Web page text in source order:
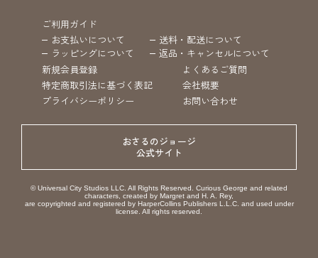
ご利用ガイド
お支払いについて
送料・配送について
ラッピングについて
返品・キャンセルについて
新規会員登録
よくあるご質問
特定商取引法に基づく表記
会社概要
プライバシーポリシー
お問い合わせ
おさるのジョージ
公式サイト
© Universal City Studios LLC. All Rights Reserved. Curious George and related
characters, created by Margret and H. A. Rey,
are copyrighted and registered by HarperCollins Publishers L.L.C. and used under
license. All rights reserved.